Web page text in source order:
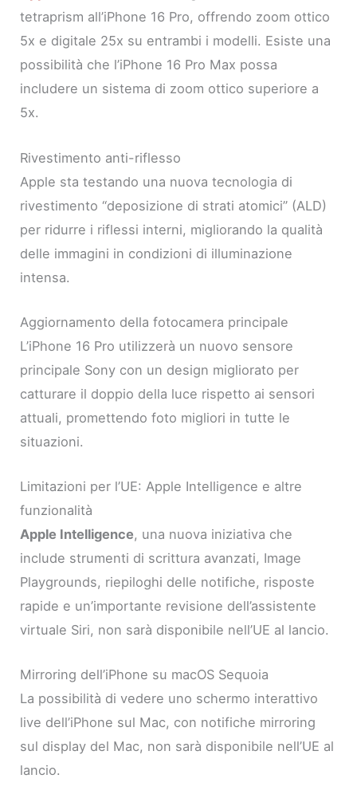
tetraprism all’iPhone 16 Pro, offrendo zoom ottico
5x e digitale 25x su entrambi i modelli. Esiste una
possibilità che l’iPhone 16 Pro Max possa
includere un sistema di zoom ottico superiore a
5x.
Rivestimento anti-riflesso
Apple sta testando una nuova tecnologia di
rivestimento “deposizione di strati atomici” (ALD)
per ridurre i riflessi interni, migliorando la qualità
delle immagini in condizioni di illuminazione
intensa.
Aggiornamento della fotocamera principale
L’iPhone 16 Pro utilizzerà un nuovo sensore
principale Sony con un design migliorato per
catturare il doppio della luce rispetto ai sensori
attuali, promettendo foto migliori in tutte le
situazioni.
Limitazioni per l’UE: Apple Intelligence e altre
funzionalità
Apple Intelligence, una nuova iniziativa che
include strumenti di scrittura avanzati, Image
Playgrounds, riepiloghi delle notifiche, risposte
rapide e un’importante revisione dell’assistente
virtuale Siri, non sarà disponibile nell’UE al lancio.
Mirroring dell’iPhone su macOS Sequoia
La possibilità di vedere uno schermo interattivo
live dell’iPhone sul Mac, con notifiche mirroring
sul display del Mac, non sarà disponibile nell’UE al
lancio.